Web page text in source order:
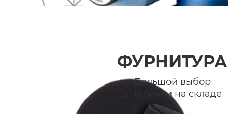
ФУРНИТУРА
Большой выбор
в наличии на складе